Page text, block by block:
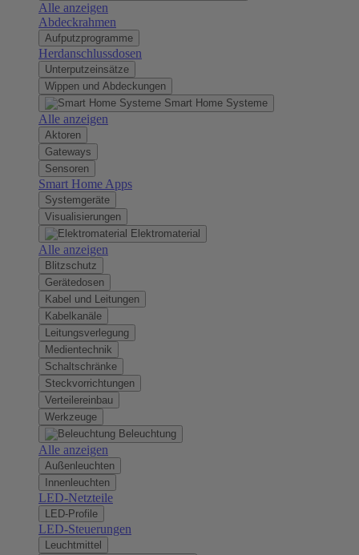
Alle anzeigen
Abdeckrahmen
Aufputzprogramme
Herdanschlussdosen
Unterputzeinsätze
Wippen und Abdeckungen
Smart Home Systeme
Alle anzeigen
Aktoren
Gateways
Sensoren
Smart Home Apps
Systemgeräte
Visualisierungen
Elektromaterial
Alle anzeigen
Blitzschutz
Gerätedosen
Kabel und Leitungen
Kabelkanäle
Leitungsverlegung
Medientechnik
Schaltschränke
Steckvorrichtungen
Verteilereinbau
Werkzeuge
Beleuchtung
Alle anzeigen
Außenleuchten
Innenleuchten
LED-Netzteile
LED-Profile
LED-Steuerungen
Leuchtmittel